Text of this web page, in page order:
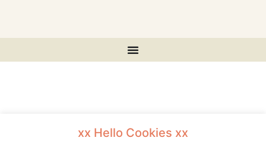
xx Hello Cookies xx